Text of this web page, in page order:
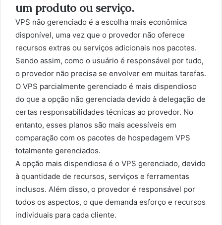
um produto ou serviço.
VPS não gerenciado é a escolha mais econômica
disponível, uma vez que o provedor não oferece
recursos extras ou serviços adicionais nos pacotes.
Sendo assim, como o usuário é responsável por tudo,
o provedor não precisa se envolver em muitas tarefas.
O VPS parcialmente gerenciado é mais dispendioso
do que a opção não gerenciada devido à delegação de
certas responsabilidades técnicas ao provedor. No
entanto, esses planos são mais acessíveis em
comparação com os pacotes de hospedagem VPS
totalmente gerenciados.
A opção mais dispendiosa é o VPS gerenciado, devido
à quantidade de recursos, serviços e ferramentas
inclusos. Além disso, o provedor é responsável por
todos os aspectos, o que demanda esforço e recursos
individuais para cada cliente.